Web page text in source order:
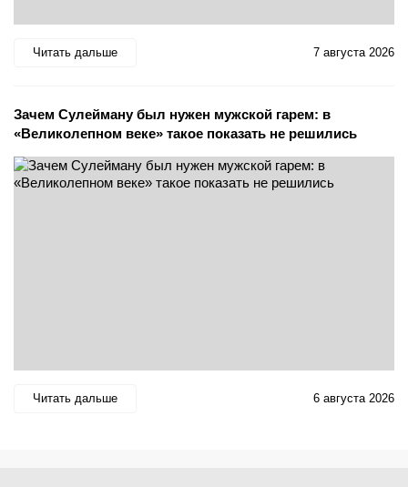
Читать дальше 7 августа 2026
Зачем Сулейману был нужен мужской гарем: в
«Великолепном веке» такое показать не решились
Читать дальше 6 августа 2026